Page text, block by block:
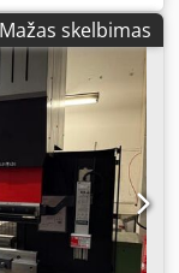
tipas:
lakšto storis:
valdomas CNC
6 500 kg,
vožtuvas
Pjovimo ilgis:
nustatomi
Lakštinio
su
Mažas skelbimas